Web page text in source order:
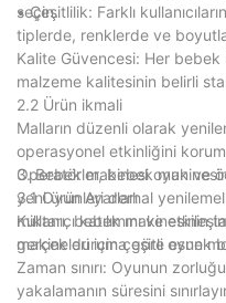
seçin.
• Çeşitlilik: Farklı
tiplerde, renklerde ve
Kalite Güvencesi: Her
malzeme kalitesinin belirli
2.2 Ürün ikmali
Malların düzenli olarak
operasyonel etkinliğini
Operatörler, bebek
yeni ürünleri derhal
miktarı, bebek makinesinin
gerçek duruma göre esnek
3. Bebek makinesi oyun ve
3.1 Oyun Ayarları
Kullanıcı katılımını ve
makineleri için çeşitli oyun
Zaman sınırı: Oyunun
yakalamanın süresini